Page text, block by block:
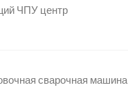
ЧПУ центр
сварочная машина